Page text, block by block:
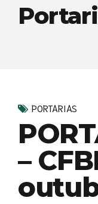
PORTARIAS
–